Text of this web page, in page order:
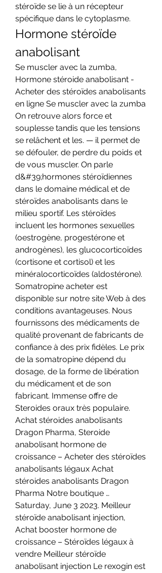
stéroïde se lie à un récepteur
spécifique dans le cytoplasme.
Hormone stéroïde
anabolisant
Se muscler avec la zumba,
Hormone stéroide anabolisant -
Acheter des stéroïdes anabolisants
en ligne Se muscler avec la zumba
On retrouve alors force et
souplesse tandis que les tensions
se relâchent et les. — il permet de
se défouler, de perdre du poids et
de vous muscler. On parle
d&#39;hormones stéroïdiennes
dans le domaine médical et de
stéroïdes anabolisants dans le
milieu sportif. Les stéroïdes
incluent les hormones sexuelles
(oestrogène, progestérone et
androgènes), les glucocorticoïdes
(cortisone et cortisol) et les
minéralocorticoïdes (aldostérone).
Somatropine acheter est
disponible sur notre site Web à des
conditions avantageuses. Nous
fournissons des médicaments de
qualité provenant de fabricants de
confiance à des prix fidèles. Le prix
de la somatropine dépend du
dosage, de la forme de libération
du médicament et de son
fabricant. Immense offre de
Steroides oraux très populaire.
Achat stéroides anabolisants
Dragon Pharma, Steroide
anabolisant hormone de
croissance – Acheter des stéroïdes
anabolisants légaux Achat
stéroides anabolisants Dragon
Pharma Notre boutique …
Saturday, June 3 2023. Meilleur
stéroïde anabolisant injection,
Achat booster hormone de
croissance – Stéroïdes légaux à
vendre Meilleur stéroïde
anabolisant injection Le rexogin est